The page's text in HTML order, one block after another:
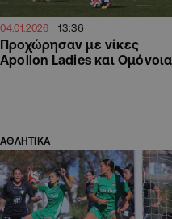
04.01.2026 13:36
Προχώρησαν με νίκες
Apollon Ladies και Ομόνοια
ΑΘΛΗΤΙΚΑ